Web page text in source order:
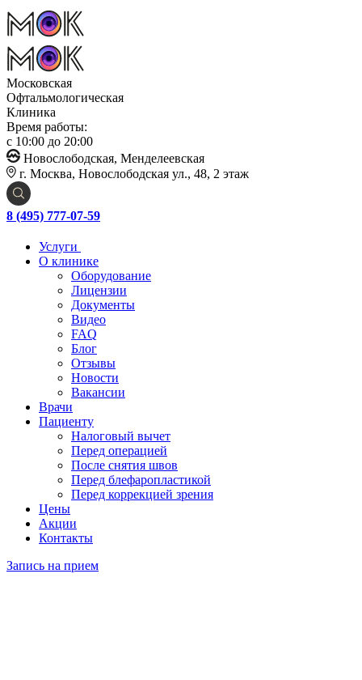
Московская
Офтальмологическая
Клиника
Время работы:
с 10:00 до 20:00
Новослободская, Менделеевская
г. Москва, Новослободская ул., 48, 2 этаж
8 (495) 777-07-59
Услуги
О клинике
Оборудование
Лицензии
Документы
Видео
FAQ
Блог
Отзывы
Новости
Вакансии
Врачи
Пациенту
Налоговый вычет
Перед операцией
После снятия швов
Перед блефаропластикой
Перед коррекцией зрения
Цены
Акции
Контакты
Запись на прием